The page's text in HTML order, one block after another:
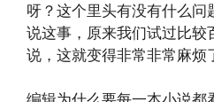
呀？这个里头有没有什么
说这事，原来我们试过比较
说，这就变得非常非常麻烦